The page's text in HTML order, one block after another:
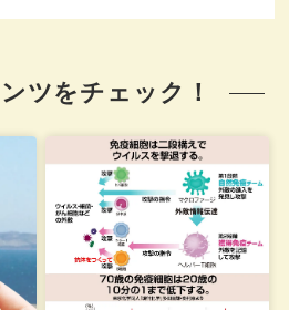
ツをチェック！